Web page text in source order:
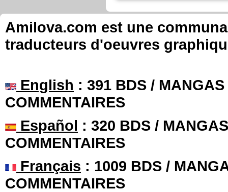
Amilova.com est une
traducteurs d'oeuvres
English : 391 BDS /
COMMENTAIRES
Español : 320 BDS /
COMMENTAIRES
Français : 1009 BDS /
COMMENTAIRES